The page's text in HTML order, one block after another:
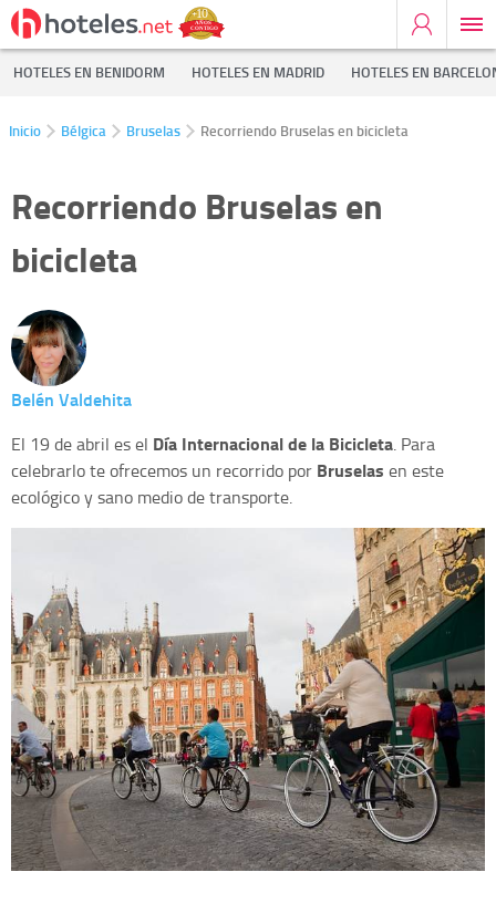
HOTELES EN BENIDORM HOTELES EN MADRID HOTELES EN
Inicio Bélgica Bruselas Recorriendo Bruselas en bicicleta
Recorriendo Bruselas en
bicicleta
Belén Valdehita
El 19 de abril es el Día Internacional de la Bicicleta. Para
celebrarlo te ofrecemos un recorrido por Bruselas en este
ecológico y sano medio de transporte.